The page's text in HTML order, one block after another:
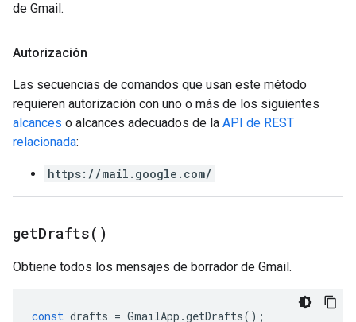
de Gmail.
Autorización
Las secuencias de comandos que usan este método
requieren autorización con uno o más de los siguientes
alcances o alcances adecuados de la API de REST
relacionada:
https://mail.google.com/
getDrafts( )
Obtiene todos los mensajes de borrador de Gmail.
const drafts = GmailApp .getDrafts();